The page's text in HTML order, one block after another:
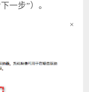
一步”）。